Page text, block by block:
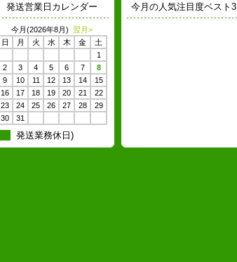
発送営業日カレンダー
今月(2026年8月) 翌月>
日
月 火 水 木 金
土
1
2
3 4 5 6 7
8
9
10 11 12 13 14
15
16
17 18 19 20 21
22
23
24 25 26 27 28
29
30
31
発送業務休日)
今月の人気注目度ベスト3